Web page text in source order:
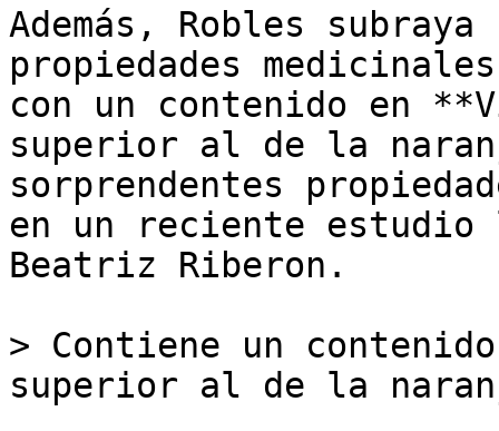
Además, Robles
propiedades
con un contenido en
superior al de la
sorprendentes
en un reciente estudio
Beatriz Riberon.
> Contiene un
superior al de la